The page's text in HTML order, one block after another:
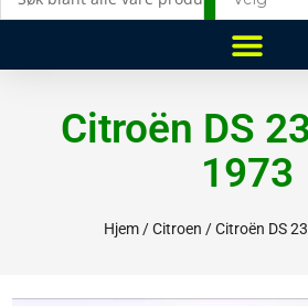
Citroën DS
1973
Hjem/Citroen / Citroën DS